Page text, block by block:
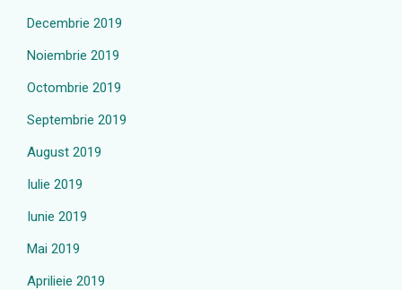
Decembrie 2019
Noiembrie 2019
Octombrie 2019
Septembrie 2019
August 2019
Iulie 2019
Iunie 2019
Mai 2019
Aprilieie 2019